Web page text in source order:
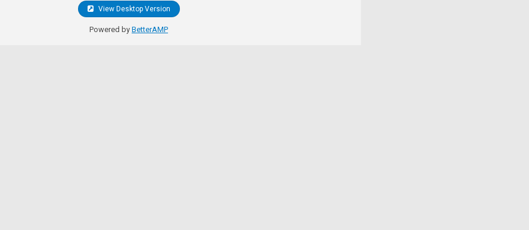
View Desktop Version
Powered by BetterAMP